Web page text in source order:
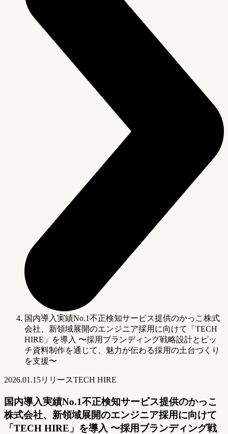
国内導入実績No.1不正検知サービス提供のかっこ株式
会社、新領域展開のエンジニア採用に向けて「TECH
HIRE」を導入 〜採用ブランディング戦略設計とピッ
チ資料制作を通じて、魅力が伝わる採用の土台づくり
を支援〜
2026.01.15リリースTECH HIRE
国内導入実績No.1不正検知サービス提供のかっこ
株式会社、新領域展開のエンジニア採用に向けて
「TECH HIRE」を導入 〜採用ブランディング戦